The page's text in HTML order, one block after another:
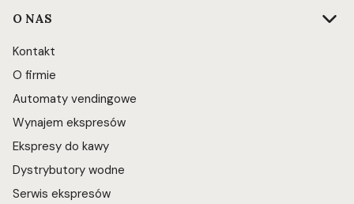
O NAS
Kontakt
O firmie
Automaty vendingowe
Wynajem ekspresów
Ekspresy do kawy
Dystrybutory wodne
Serwis ekspresów